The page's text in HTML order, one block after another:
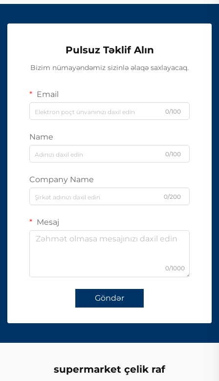
Pulsuz Təklif Alın
Bizim nümayəndəmiz sizinlə əlaqə saxlayacaq.
Email
0/100
Name
0/100
Company Name
0/200
Mesaj
0/1000
Göndər
supermarket çelik raf